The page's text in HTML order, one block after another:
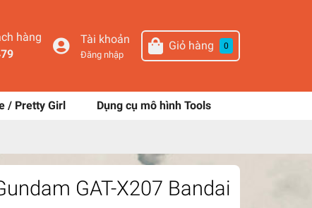
hàng
Tài khoản
Đăng nhập
Giỏ hàng 0
/ Pretty Girl Dụng cụ mô hình Tools
GAT-X207 Bandai